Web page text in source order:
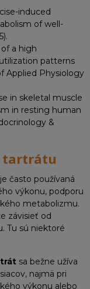
induced
of well-
of a high
patterns
Applied Physiology
in skeletal muscle
in resting human
&
tartrátu
často používaná
výkonu, podporu
metabolizmu.
závisieť od
Tu sú niektoré
sa bežne užíva
najmä pri
výkonu alebo